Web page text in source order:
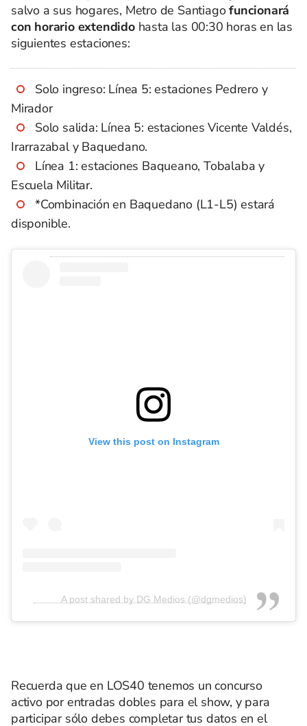
salvo a sus hogares, Metro de Santiagofuncionará
con horario extendido hasta las 00:30 horas en las
siguientes estaciones:
Solo ingreso: Línea 5: estaciones Pedrero y
Mirador
Solo salida: Línea 5: estaciones Vicente Valdés,
Irarrazabal y Baquedano.
Línea 1: estaciones Baqueano, Tobalaba y
Escuela Militar.
*Combinación en Baquedano (L1-L5) estará
disponible.
View this post on Instagram
A post shared by DG Medios (@dgmedios)
Recuerda que en LOS40 tenemos un concurso
activo por entradas dobles para el show, y para
participar sólo debes completar tus datos en el